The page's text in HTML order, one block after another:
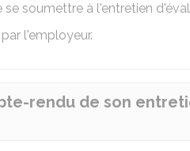
se soumettre à l'entretien
l'employeur.
rendu de son